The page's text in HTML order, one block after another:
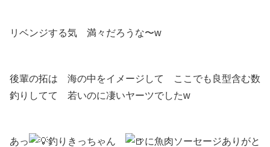
リベンジする気 満々だろうな〜w
後輩の拓は 海の中をイメージして ここでも良型含む数
釣りしてて 若いのに凄いヤーツでしたw
あっ 釣りきっちゃん
に魚肉ソーセージありがと